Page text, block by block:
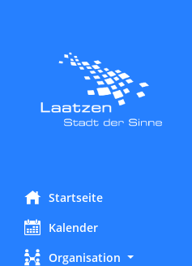
Startseite
Kalender
Organisation